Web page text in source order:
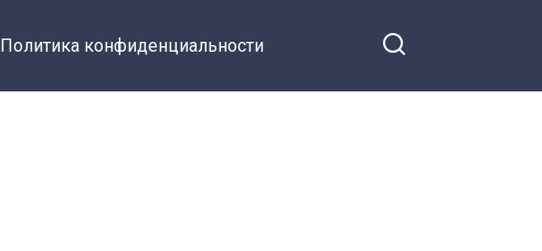
Политика конфиденциальности